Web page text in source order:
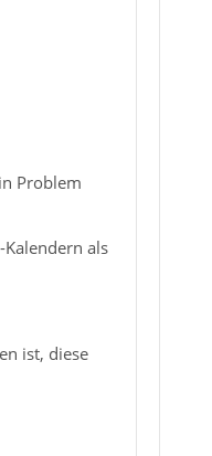
Problem
als
ist, diese